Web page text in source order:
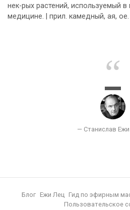
нек-рых растений, используемый
медицине. | прил. камедный, ая, ое.
Блог Ежи Лец Гид по эфирным
Пользовательское